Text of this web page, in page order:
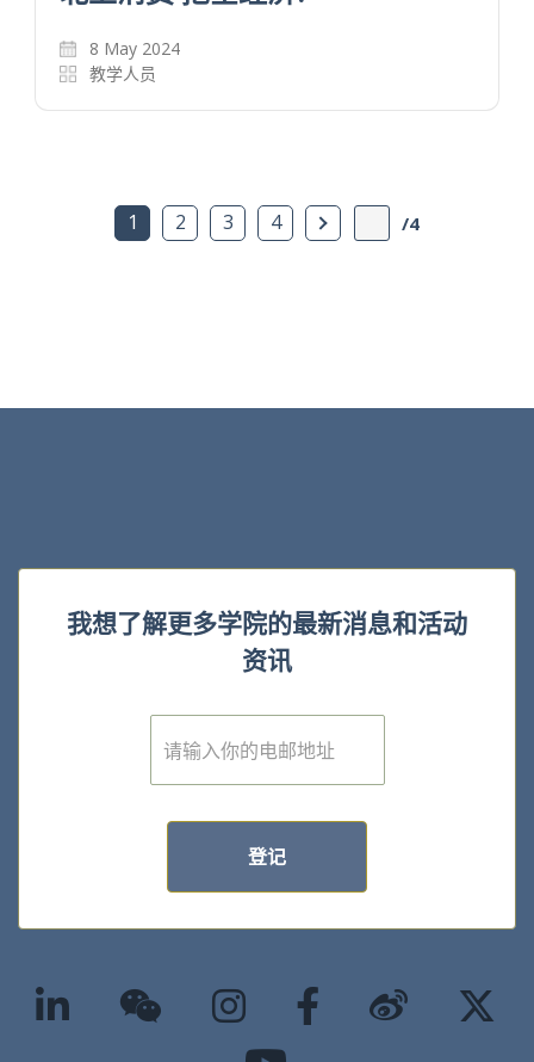
8 May 2024
教学人员
1 2 3 4 下一页 /4
我想了解更多学院的最新消息和活动
资讯
E
m
登记